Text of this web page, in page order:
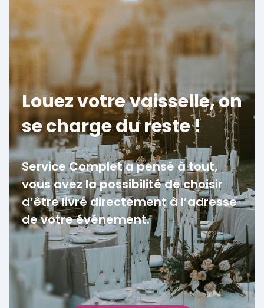
Louez votre vaisselle, on
se charge du reste !
Service Complet a pensé à tout,
vous avez la possibilité de choisir
d’être livré directement à l’adresse
de votre événement.